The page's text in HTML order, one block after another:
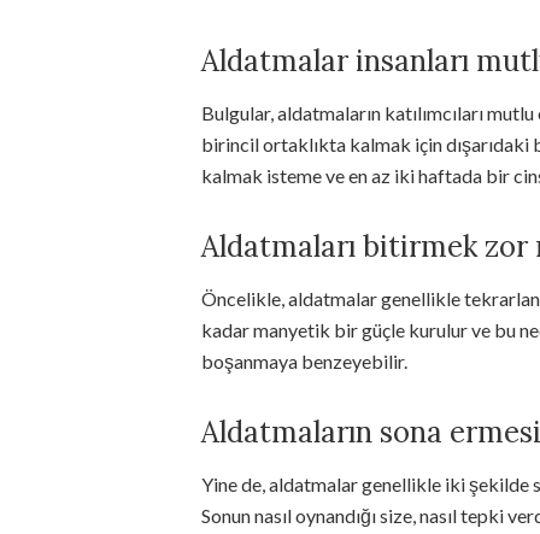
Aldatmalar insanları
Bulgular, aldatmaların katılımcıları
birincil ortaklıkta kalmak için
kalmak isteme ve en az iki haftada bir
Aldatmaları bitirmek zor
Öncelikle, aldatmalar genellikle
kadar manyetik bir güçle kurulur ve bu
boşanmaya benzeyebilir.
Aldatmaların sona
Yine de, aldatmalar genellikle iki şekilde
Sonun nasıl oynandığı size, nasıl tepki